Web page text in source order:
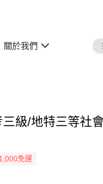
關於我們
三級/地特三等社
免運